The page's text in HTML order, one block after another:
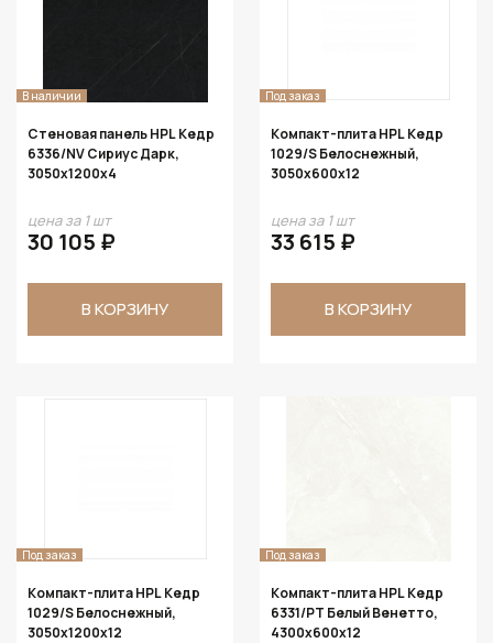
В наличии
Стеновая панель HPL Кедр
6336/NV Сириус Дарк,
3050х1200х4
цена за 1 шт
30 105 ₽
В КОРЗИНУ
Под заказ
Компакт-плита HPL Кедр
1029/S Белоснежный,
3050х600х12
цена за 1 шт
33 615 ₽
В КОРЗИНУ
Под заказ
Компакт-плита HPL Кедр
1029/S Белоснежный,
3050х1200х12
Под заказ
Компакт-плита HPL Кедр
6331/PT Белый Венетто,
4300х600х12